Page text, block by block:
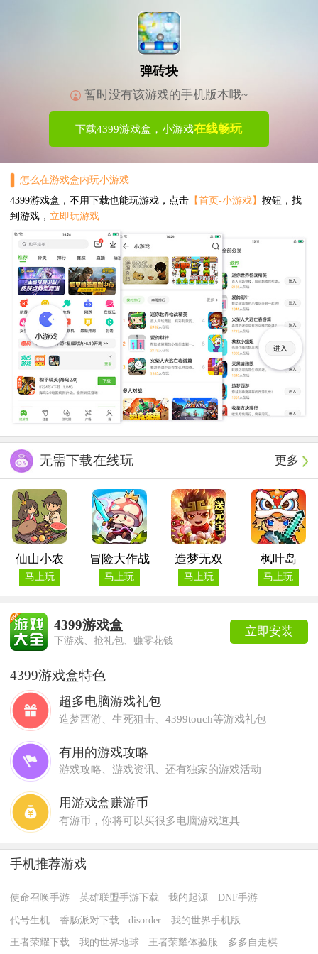
弹砖块
暂时没有该游戏的手机版本哦~
下载4399游戏盒，小游戏在线畅玩
怎么在游戏盒内玩小游戏
4399游戏盒，不用下载也能玩游戏，点击【首页-小游戏】 按钮，找
到游戏， 立即玩游戏
更多
无需下载在线玩
仙山小农
马上玩
冒险大作战
马上玩
造梦无双
马上玩
枫叶岛
马上玩
立即安装
4399游戏盒
下游戏、抢礼包、赚零花钱
4399游戏盒特色
超多电脑游戏礼包
造梦西游、生死狙击、4399touch等游戏礼包
有用的游戏攻略
游戏攻略、游戏资讯、还有独家的游戏活动
用游戏盒赚游币
有游币，你将可以买很多电脑游戏道具
手机推荐游戏
使命召唤手游 英雄联盟手游下载 我的起源 DNF手游
代号生机 香肠派对下载 disorder 我的世界手机版
王者荣耀下载 我的世界地球 王者荣耀体验服 多多自走棋